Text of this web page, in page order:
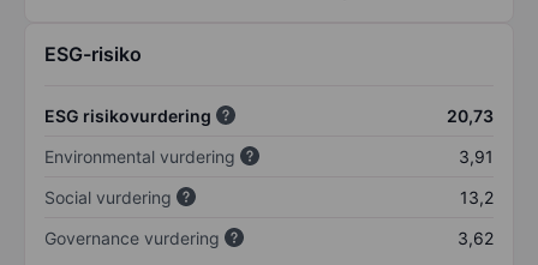
ESG-risiko
ESG risikovurdering
20,73
Environmental vurdering
3,91
Social vurdering
13,2
Governance vurdering
3,62